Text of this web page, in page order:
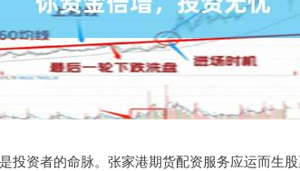
投资者的命脉。张家港期货配资服务应运而生